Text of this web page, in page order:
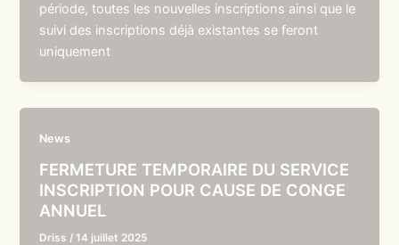
période, toutes les nouvelles inscriptions ainsi que le
suivi des inscriptions déjà existantes se feront
uniquement
News
FERMETURE TEMPORAIRE DU SERVICE
INSCRIPTION POUR CAUSE DE CONGE
ANNUEL
Driss /14 juillet 2025